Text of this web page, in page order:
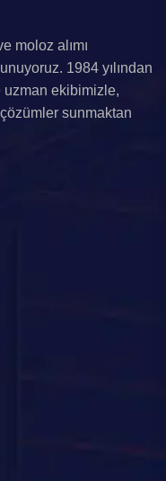
moloz alımı
1984 yılından
uzman ekibimizle,
sunmaktan